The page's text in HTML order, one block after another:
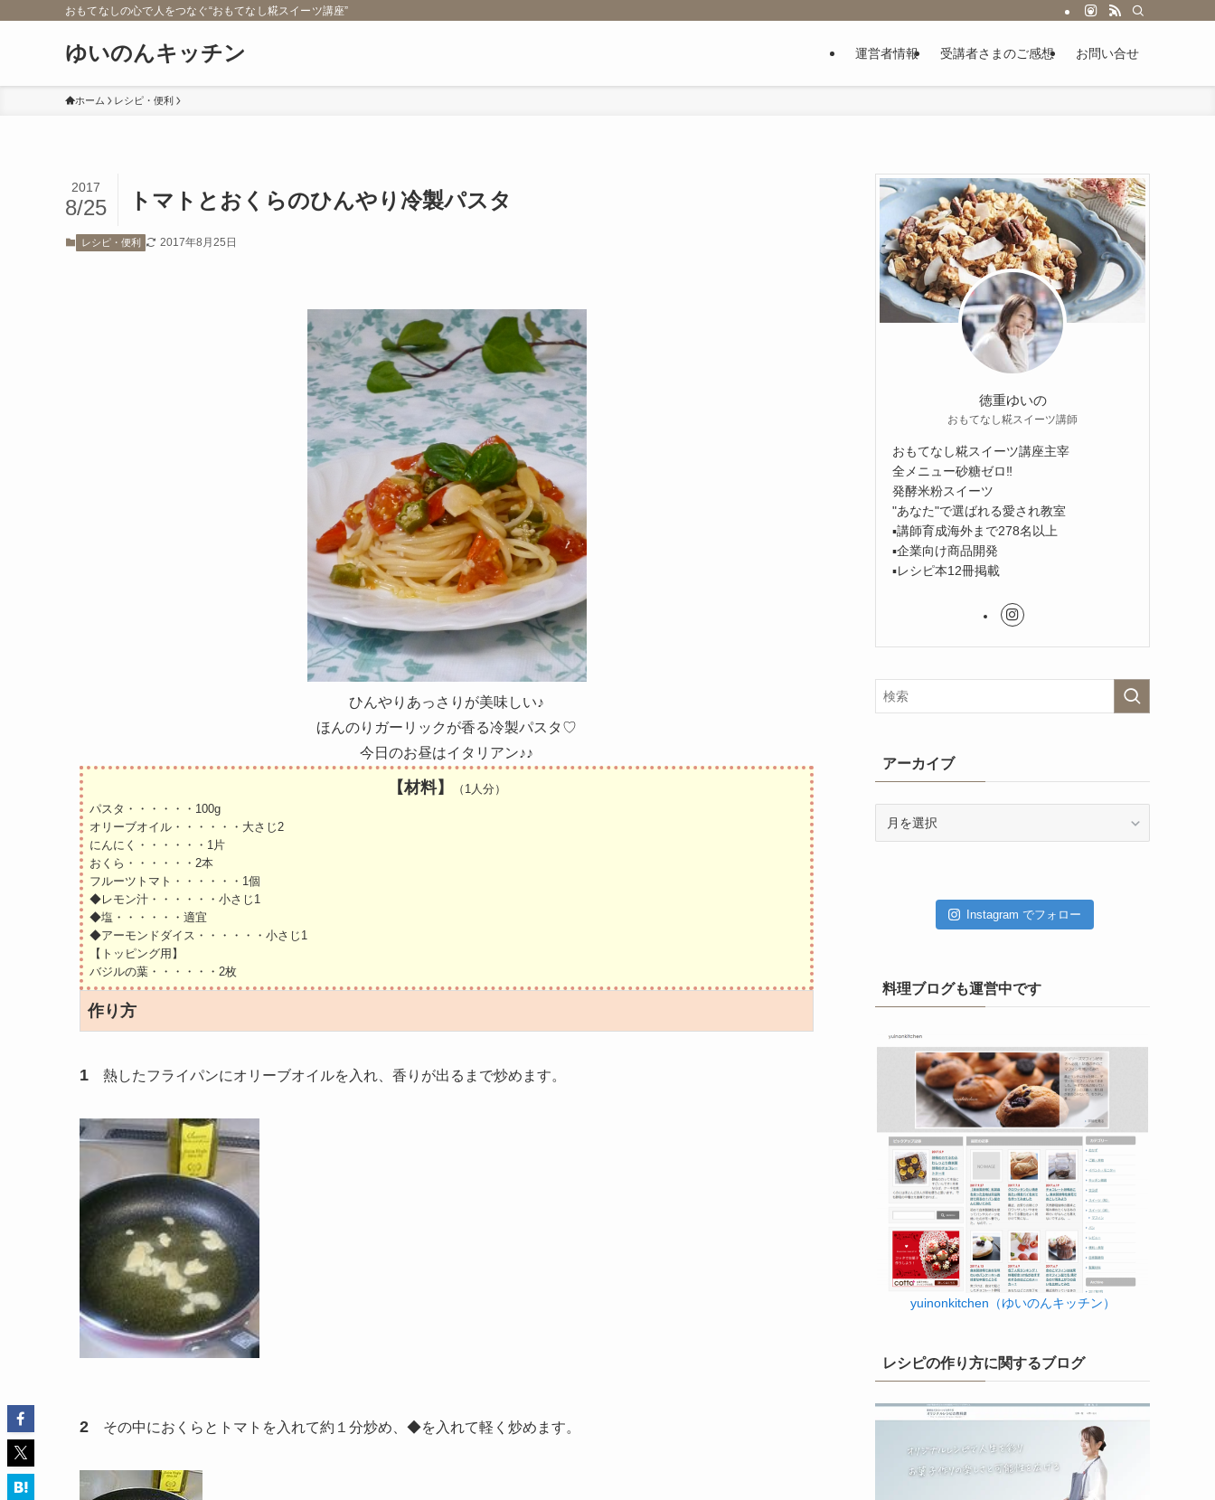
おもてなしの心で人をつなぐ“おもてなし糀スイーツ講座”
ゆいのんキッチン 運営者情報 受講者さまのご感想 お問い合せ
ホーム レシピ・便利
トマトとおくらのひんやり冷製パスタ
2017
8/25
レシピ・便利 2017年8月25日
ひんやりあっさりが美味しい♪
ほんのりガーリックが香る冷製パスタ♡
今日のお昼はイタリアン♪♪
【材料】
（1人分）
パスタ・・・・・・100g
オリーブオイル・・・・・・大さじ2
にんにく・・・・・・1片
おくら・・・・・・2本
フルーツトマト・・・・・・1個
◆レモン汁・・・・・・小さじ1
◆塩・・・・・・適宜
◆アーモンドダイス・・・・・・小さじ1
【トッピング用】
バジルの葉・・・・・・2枚
作り方
1 熱したフライパンにオリーブオイルを入れ、香りが出るまで炒めます。
2 その中におくらとトマトを入れて約１分炒め、◆を入れて軽く炒めます。
徳重ゆいの
おもてなし糀スイーツ講師
おもてなし糀スイーツ講座主宰
全メニュー砂糖ゼロ‼︎
発酵米粉スイーツ
"あなた"で選ばれる愛され教室
▪︎講師育成海外まで278名以上
▪︎企業向け商品開発
▪︎レシピ本12冊掲載
アーカイブ
Instagram でフォロー
料理ブログも運営中です
yuinonkitchen（ゆいのんキッチン）
レシピの作り方に関するブログ